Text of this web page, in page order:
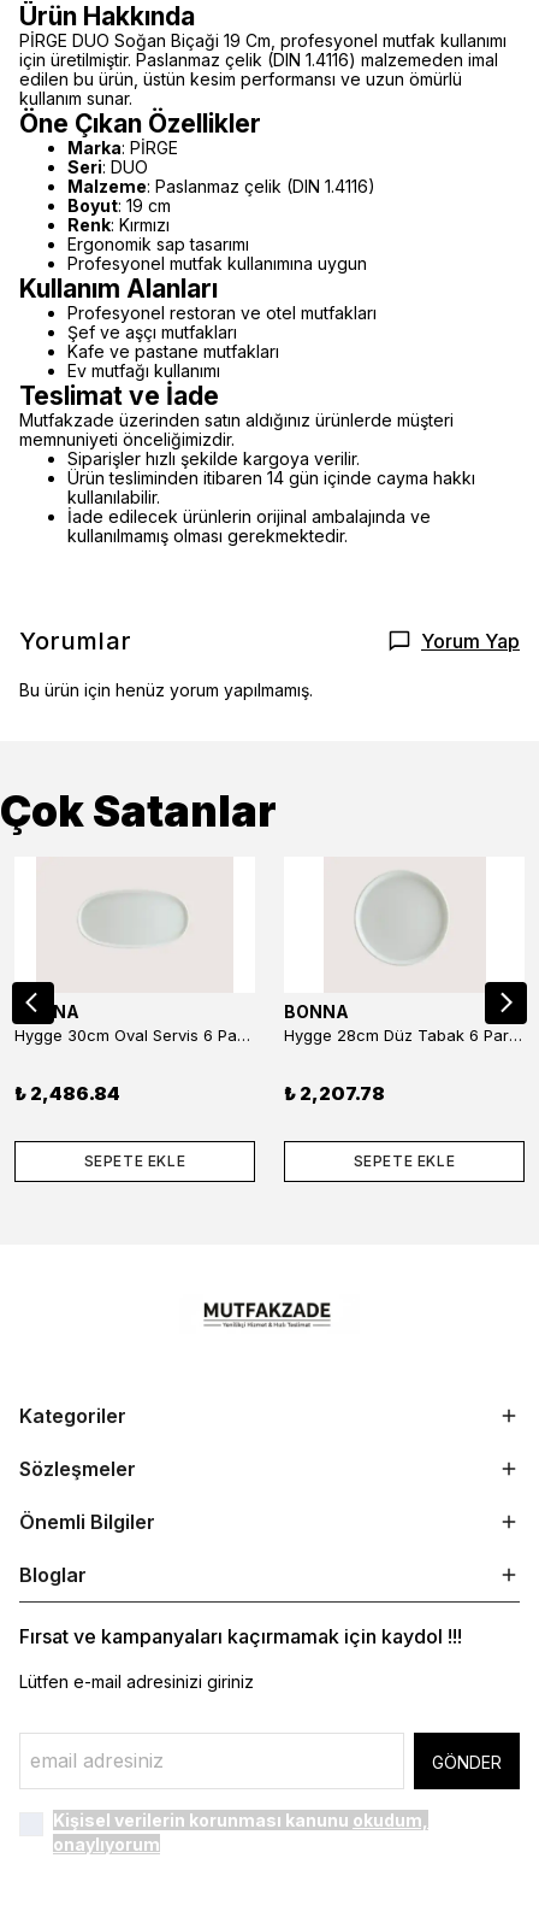
Ürün Hakkında
PİRGE DUO Soğan Biçaği 19 Cm, profesyonel mutfak kullanımı
için üretilmiştir. Paslanmaz çelik (DIN 1.4116) malzemeden imal
edilen bu ürün, üstün kesim performansı ve uzun ömürlü
kullanım sunar.
Öne Çıkan Özellikler
Marka: PİRGE
Seri: DUO
Malzeme: Paslanmaz çelik (DIN 1.4116)
Boyut: 19 cm
Renk: Kırmızı
Ergonomik sap tasarımı
Profesyonel mutfak kullanımına uygun
Kullanım Alanları
Profesyonel restoran ve otel mutfakları
Şef ve aşçı mutfakları
Kafe ve pastane mutfakları
Ev mutfağı kullanımı
Teslimat ve İade
Mutfakzade üzerinden satın aldığınız ürünlerde müşteri
memnuniyeti önceliğimizdir.
Siparişler hızlı şekilde kargoya verilir.
Ürün tesliminden itibaren 14 gün içinde cayma hakkı
kullanılabilir.
İade edilecek ürünlerin orijinal ambalajında ve
kullanılmamış olması gerekmektedir.
Yorumlar Yorum Yap
Bu ürün için henüz yorum yapılmamış.
Çok Satanlar
BONNA
Hygge 30cm Oval Servis 6 Parça
₺ 2,486.84
SEPETE EKLE
BONNA
Hygge 28cm Düz Tabak 6 Parça
₺ 2,207.78
SEPETE EKLE
Kategoriler
Sözleşmeler
Önemli Bilgiler
Bloglar
Fırsat ve kampanyaları kaçırmamak için kaydol !!!
Lütfen e-mail adresinizi giriniz
GÖNDER
Kişisel verilerin korunması kanunu okudum,
onaylıyorum